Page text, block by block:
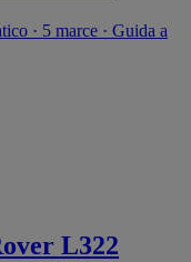
· 5 marce · Guida a
L322